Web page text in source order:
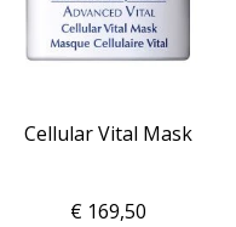
Cellular Vital Mask
€ 169,50